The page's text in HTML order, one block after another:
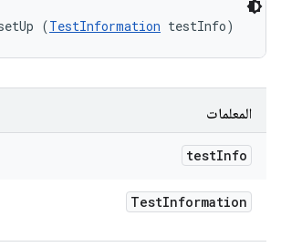
(TestInformation testInfo)
المعلمات
testInfo
TestInformation